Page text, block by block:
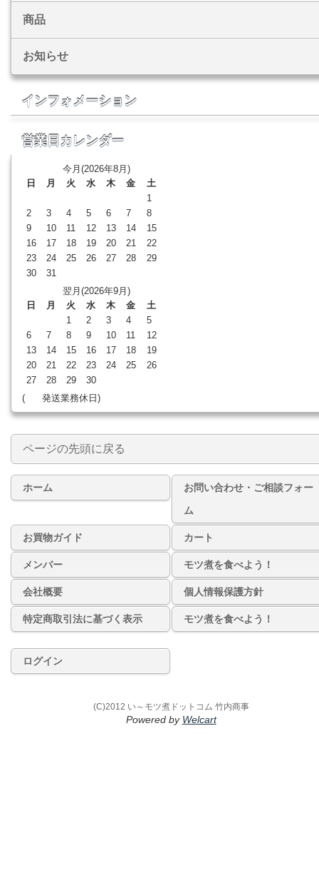
商品
お知らせ
インフォメーション
営業日カレンダー
今月(2026年8月)
日
月 火 水 木 金
土
1
2
3 4 5 6 7
8
9
10 11 12 13 14
15
16
17 18 19 20 21
22
23
24 25 26 27 28
29
30
31
翌月(2026年9月)
日
月 火 水 木 金
土
1
2 3 4
5
6
7 8 9 10 11
12
13
14 15 16 17 18
19
20
21 22 23 24 25
26
27
28 29
30
(
発送業務休日)
ページの先頭に戻る
ホーム
お問い合わせ・ご相談フォー
ム
お買物ガイド カート
メンバー モツ煮を食べよう！
会社概要 個人情報保護方針
特定商取引法に基づく表示 モツ煮を食べよう！
ログイン
(C)2012 い～モツ煮ドットコム 竹内商事
Powered by Welcart